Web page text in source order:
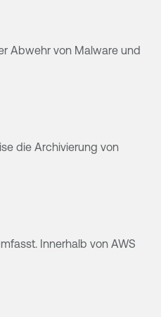
Abwehr von Malware und
die Archivierung von
Innerhalb von AWS